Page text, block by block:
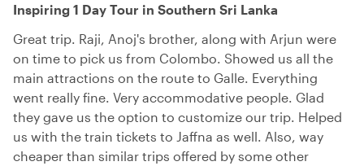
Inspiring 1 Day Tour in Southern Sri Lanka
Great trip. Raji, Anoj's brother, along with Arjun were
on time to pick us from Colombo. Showed us all the
main attractions on the route to Galle. Everything
went really fine. Very accommodative people. Glad
they gave us the option to customize our trip. Helped
us with the train tickets to Jaffna as well. Also, way
cheaper than similar trips offered by some other